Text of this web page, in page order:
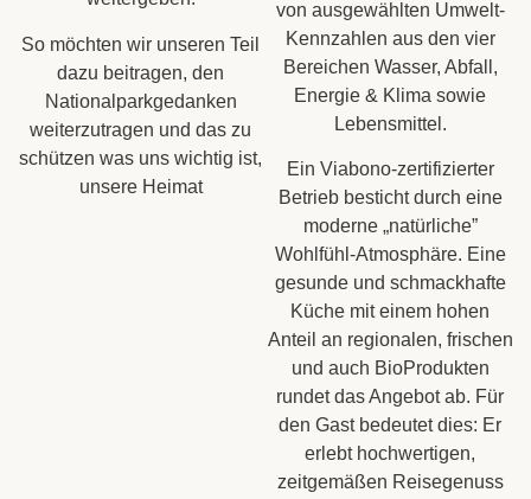
So möchten wir unseren Teil
dazu beitragen, den
Nationalparkgedanken
weiterzutragen und das zu
schützen was uns wichtig ist,
unsere Heimat
von ausgewählten Umwelt-
Kennzahlen aus den vier
Bereichen Wasser, Abfall,
Energie & Klima sowie
Lebensmittel.
Ein Viabono-zertifizierter
Betrieb besticht durch eine
moderne „natürliche”
Wohlfühl-Atmosphäre. Eine
gesunde und schmackhafte
Küche mit einem hohen
Anteil an regionalen, frischen
und auch BioProdukten
rundet das Angebot ab. Für
den Gast bedeutet dies: Er
erlebt hochwertigen,
zeitgemäßen Reisegenuss